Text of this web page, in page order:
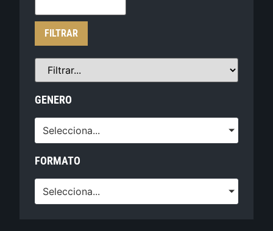
FILTRAR
GENERO
Selecciona...
FORMATO
Selecciona...